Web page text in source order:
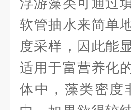
浮游藻类可通过
软管抽水来简单
度采样，因此能
适用于富营养化
体中，藻类密度